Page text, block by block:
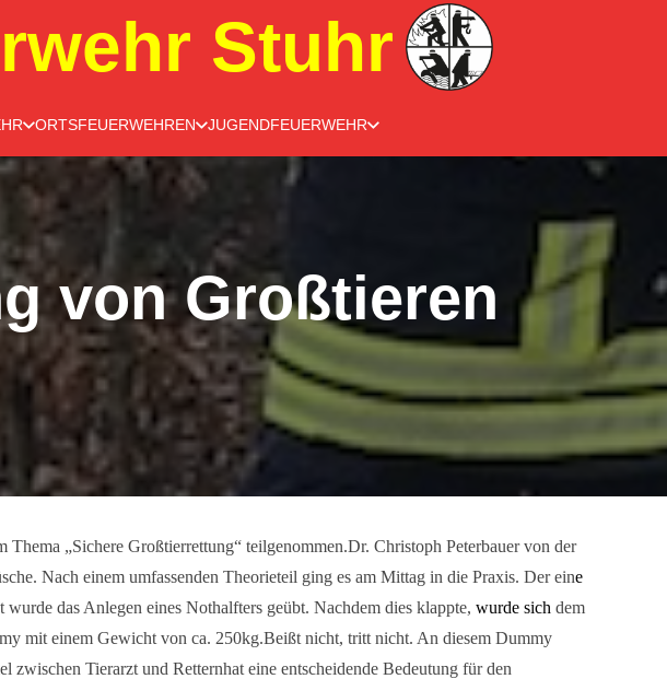
Stuhr
ORTSFEUERWEHREN JUGENDFEUERWEHR
von Großtieren
Thema „Sichere Großtierrettung“ teilgenommen.Dr. Christoph Peterbauer von der
Nach einem umfassenden Theorieteil ging es am Mittag in die Praxis. Der eine
das Anlegen eines Nothalfters geübt. Nachdem dies klappte, wurde sich dem
mit einem Gewicht von ca. 250kg.Beißt nicht, tritt nicht. An diesem Dummy
Tierarzt und Retternhat eine entscheidende Bedeutung für den